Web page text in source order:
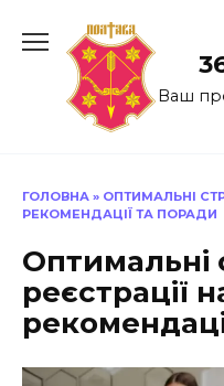
до
Ваш
ГОЛОВНА » ОПТИМАЛЬНІ
РЕКОМЕНДАЦІЇ ТА ПОРАДИ
Оптимальні
реєстрації